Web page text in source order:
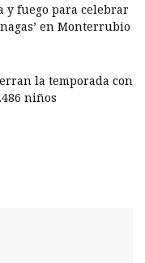
y fuego para celebrar
en Monterrubio
la temporada con
niños